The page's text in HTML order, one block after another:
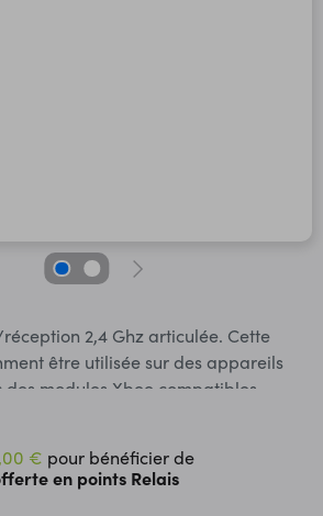
2,4 Ghz articulée. Cette
être utilisée sur des appareils
modules Xbee compatibles.
SMA. Inclinaison possible
mm Température d'utilisation: -30 à +75°C
€ pour bénéficier de
en points Relais